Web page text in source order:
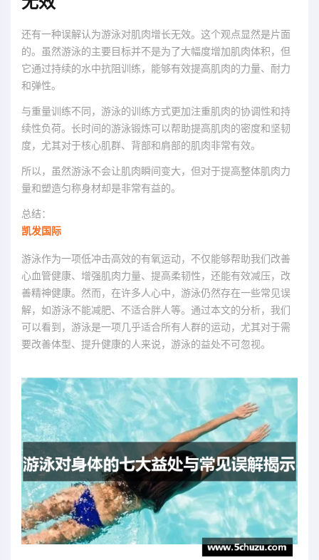
还有一种误解认为游泳对肌肉增长无效。这个观点显然是片面
的。虽然游泳的主要目标并不是为了大幅度增加肌肉体积，但
它通过持续的水中抗阻训练，能够有效提高肌肉的力量、耐力
和弹性。
与重量训练不同，游泳的训练方式更加注重肌肉的协调性和持
续性负荷。长时间的游泳锻炼可以帮助提高肌肉的密度和坚韧
度，尤其对于核心肌群、背部和肩部的肌肉非常有效。
所以，虽然游泳不会让肌肉瞬间变大，但对于提高整体肌肉力
量和塑造匀称身材却是非常有益的。
总结：
凯发国际
游泳作为一项低冲击高效的有氧运动，不仅能够帮助我们改善
心血管健康、增强肌肉力量、提高柔韧性，还能有效减压，改
善精神健康。然而，在许多人心中，游泳仍然存在一些常见误
解，如游泳不能减肥、不适合胖人等。通过本文的分析，我们
可以看到，游泳是一项几乎适合所有人群的运动，尤其对于需
要改善体型、提升健康的人来说，游泳的益处不可忽视。